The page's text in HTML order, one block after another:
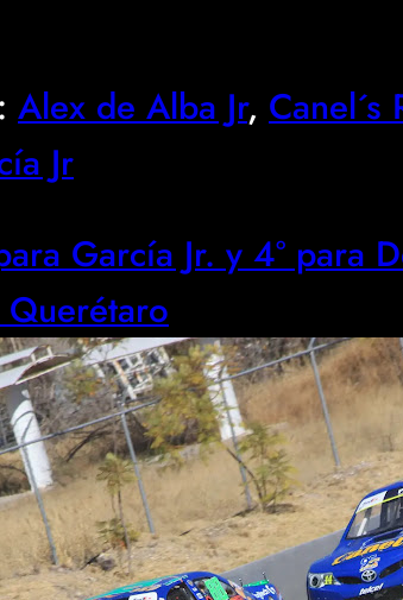
: Alex de Alba Jr, Canel´s
Jr
García Jr. y 4° para
Querétaro